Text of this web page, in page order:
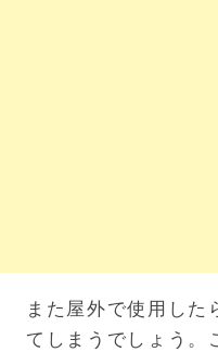
また屋外で使用した
てしまうでしょう。